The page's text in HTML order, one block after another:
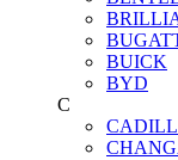
BUICK
BYD
C